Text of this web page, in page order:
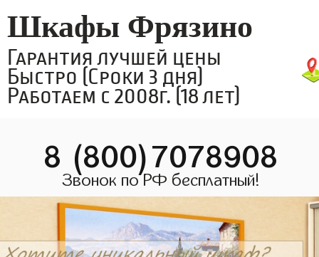
Шкафы Фрязино
Гарантия лучшей цены
Быстро (Сроки 3 дня)
Работаем с 2008г. (18 лет)
8 (800)7078908
Звонок по РФ бесплатный!